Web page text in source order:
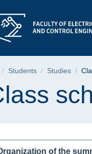
Students Studies
content
of the